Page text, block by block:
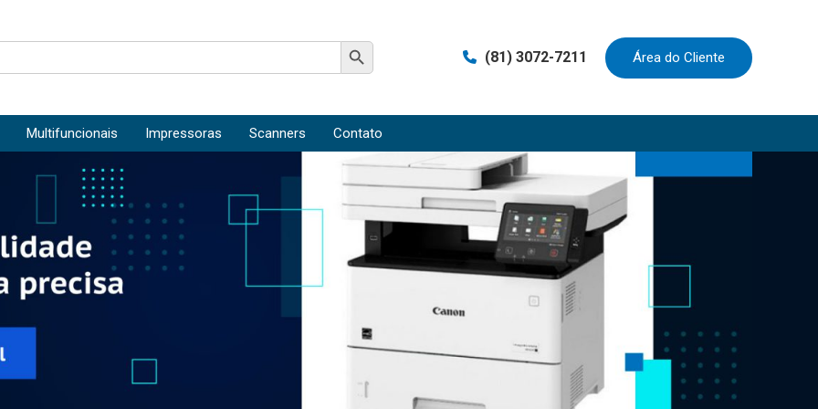
Search Button
(81) 3072-7211 Área do Cliente
Multifuncionais Impressoras Scanners Contato